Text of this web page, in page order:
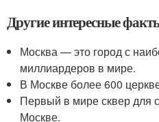
Другие интересные
Москва — это город с
миллиардеров в мире.
В Москве более 600
Первый в мире сквер для
Москве.